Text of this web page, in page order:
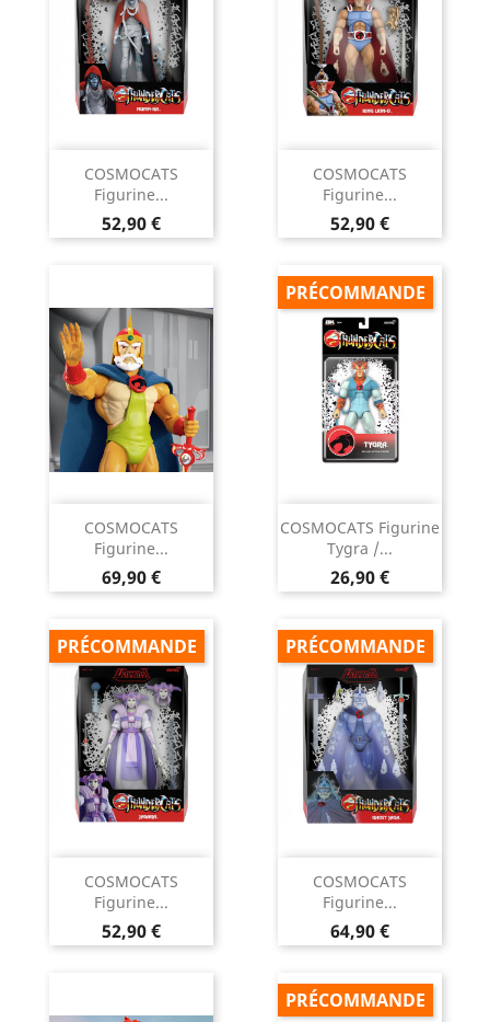
COSMOCATS
Figurine...
Prix
52,90 €
COSMOCATS
Figurine...
Prix
52,90 €
COSMOCATS
Figurine...
Prix
69,90 €
COSMOCATS Figurine
Tygra /...
Prix
26,90 €
PRÉCOMMANDE
COSMOCATS
Figurine...
Prix
52,90 €
PRÉCOMMANDE
COSMOCATS
Figurine...
Prix
64,90 €
PRÉCOMMANDE
PRÉCOMMANDE